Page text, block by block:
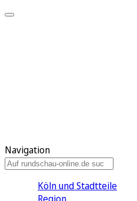
Navigation
Köln und Stadtteile